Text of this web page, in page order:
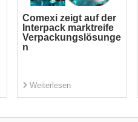
Comexi zeigt auf der
Interpack marktreife
Verpackungslösunge
n
Weiterlesen